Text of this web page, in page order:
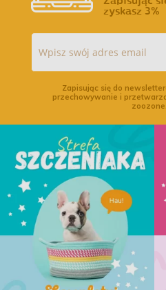
zyskasz 3%
Zapisując się do
przechowywanie i